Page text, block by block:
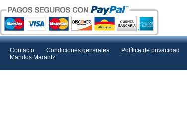
Contacto Condiciones generales Política de privacidad
Mandos Marantz